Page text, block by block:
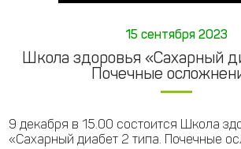
15 сентября 2023
Школа здоровья «Сахарный
Почечные
9 декабря в 15.00 состоится Школа
«Сахарный диабет 2 типа. Почечные